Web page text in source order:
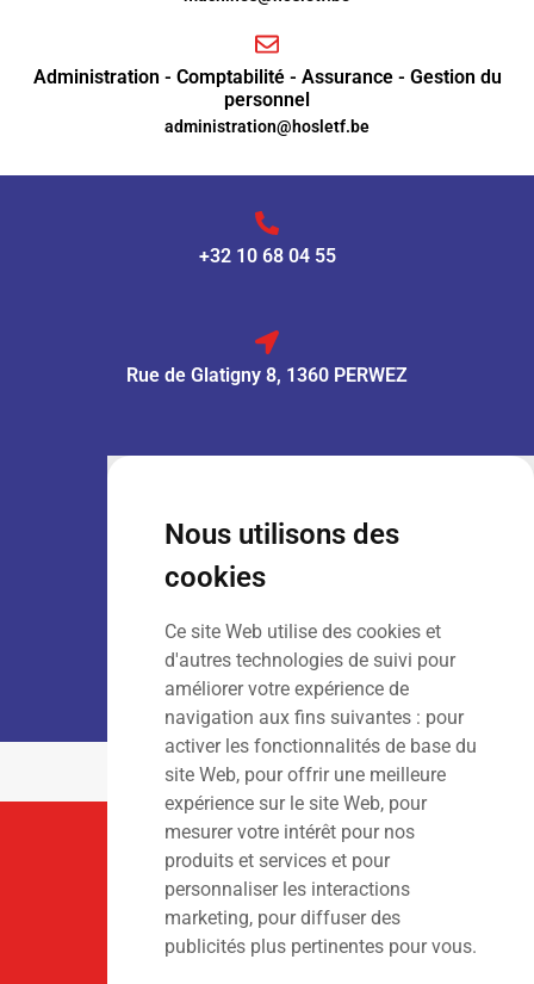
Nous utilisons des
cookies
Ce site Web utilise des cookies et
d'autres technologies de suivi pour
améliorer votre expérience de
navigation aux fins suivantes : pour
activer les fonctionnalités de base du
site Web, pour offrir une meilleure
expérience sur le site Web, pour
mesurer votre intérêt pour nos
produits et services et pour
personnaliser les interactions
marketing, pour diffuser des
publicités plus pertinentes pour vous.
Administration - Comptabilité - Assurance - Gestion du
personnel
administration@hosletf.be
+32 10 68 04 55
Rue de Glatigny 8, 1360 PERWEZ
: 9h00 – 13h00
Dim: Fermé
LOCATION :
Lun – Ven: 7h00 – 18h00
Sam – Dim
: Fermé
Suivez-Nous